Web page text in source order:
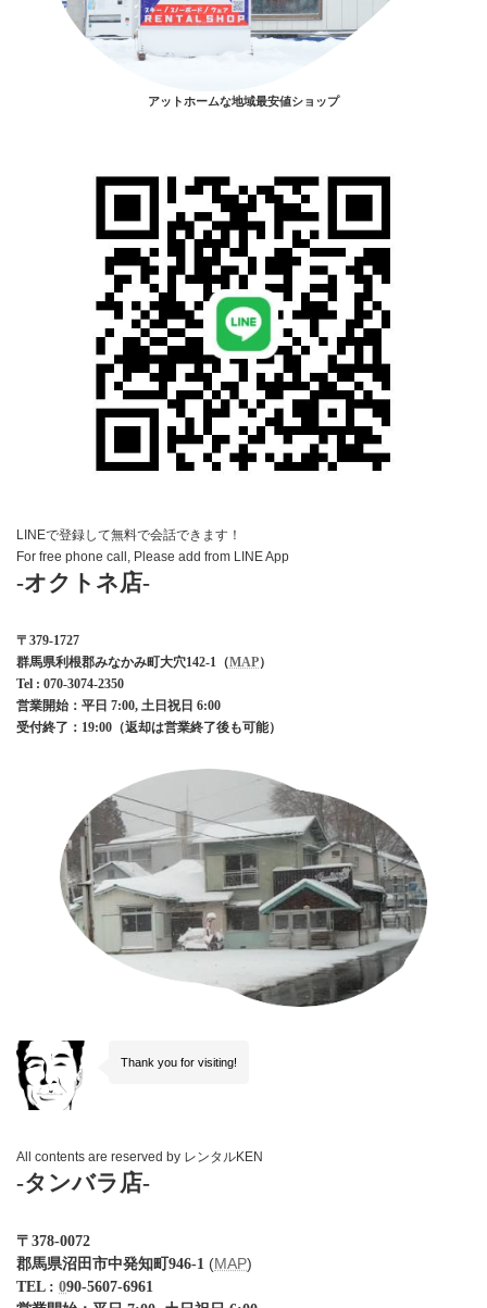
アットホームな地域最安値ショップ
LINEで登録して無料で会話できます！
For free phone call, Please add from LINE App
-オクトネ店-
〒379-1727
群馬県利根郡みなかみ町大穴142-1（MAP）
Tel : 070-3074-2350
営業開始：平日 7:00, 土日祝日 6:00
受付終了：19:00 （返却は営業終了後も可能）
Thank you for visiting!
All contents are reserved by レンタルKEN
-タンバラ店-
〒378-0072
郡馬県沼田市中発知町946-1 (MAP)
TEL : 090-5607-6961